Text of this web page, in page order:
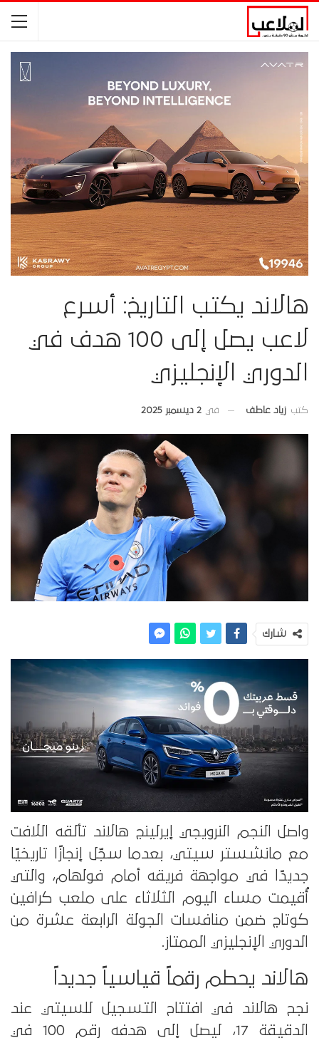
هالاند يكتب التاريخ: أسرع
لاعب يصل إلى 100 هدف في
الدوري الإنجليزي
كتب زياد عاطف في 2 ديسمبر 2025
شارك
واصل النجم النرويجي إيرلينج هالاند تألقه اللافت
مع مانشستر سيتي، بعدما سجّل إنجازًا تاريخيًا
جديدًا في مواجهة فريقه أمام فولهام، والتي
أُقيمت مساء اليوم الثلاثاء على ملعب كرافين
كوتاج ضمن منافسات الجولة الرابعة عشرة من
الدوري الإنجليزي الممتاز.
هالاند يحطم رقماً قياسياً جديداً
نجح هالاند في افتتاح التسجيل للسيتي عند
الدقيقة 17، ليصل إلى هدفه رقم 100 في